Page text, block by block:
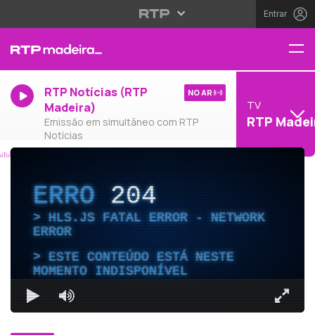
Entrar
RTP Notícias (RTP
Madeira)
Emissão em simultâneo com RTP
Notícias
NO AR
TV
RTP
ERRO204
HLS.JS FATAL ERROR - NETWORK
ERROR
ESTE CONTEÚDO ESTÁ NESTE
MOMENTO INDISPONÍVEL